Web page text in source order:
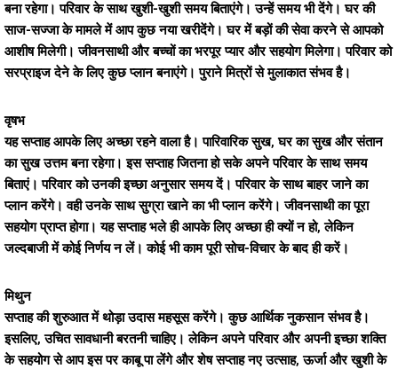
बना रहेगा। परिवार के साथ खुशी-खुशी समय बिताएंगे। उन्हें समय भी देंगे। घर की
साज-सज्जा के मामले में आप कुछ नया खरीदेंगे। घर में बड़ों की सेवा करने से आपको
आशीष मिलेगी। जीवनसाथी और बच्चों का भरपूर प्यार और सहयोग मिलेगा। परिवार को
सरप्राइज देने के लिए कुछ प्लान बनाएंगे। पुराने मित्रों से मुलाकात संभव है।
वृषभ
यह सप्ताह आपके लिए अच्छा रहने वाला है। पारिवारिक सुख, घर का सुख और संतान
का सुख उत्तम बना रहेगा। इस सप्ताह जितना हो सके अपने परिवार के साथ समय
बिताएं। परिवार को उनकी इच्छा अनुसार समय दें। परिवार के साथ बाहर जाने का
प्लान करेंगे। वही उनके साथ सुग्रा खाने का भी प्लान करेंगे। जीवनसाथी का पूरा
सहयोग प्राप्त होगा। यह सप्ताह भले ही आपके लिए अच्छा ही क्यों न हो, लेकिन
जल्दबाजी में कोई निर्णय न लें। कोई भी काम पूरी सोच-विचार के बाद ही करें।
मिथुन
सप्ताह की शुरुआत में थोड़ा उदास महसूस करेंगे। कुछ आर्थिक नुकसान संभव है।
इसलिए, उचित सावधानी बरतनी चाहिए। लेकिन अपने परिवार और अपनी इच्छा शक्ति
के सहयोग से आप इस पर काबू पा लेंगे और शेष सप्ताह नए उत्साह, ऊर्जा और खुशी के